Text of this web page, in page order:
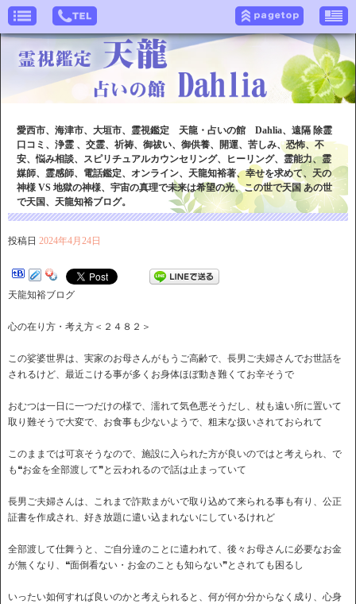
愛西市、海津市、大垣市、霊視鑑定 天龍・占いの館 Dahlia、遠隔 除霊
口コミ、浄霊 、交霊、祈祷、御祓い、御供養、開運、苦しみ、恐怖、不
安、悩み相談、スピリチュアルカウンセリング、ヒーリング、霊能力、霊
媒師、霊感師、電話鑑定、オンライン、天龍知裕著、幸せを求めて、天の
神様 VS 地獄の神様、宇宙の真理で未来は希望の光、この世で天国 あの世
で天国、天龍知裕ブログ。
投稿日 2024年4月24日
天龍知裕ブログ
心の在り方・考え方＜２４８２＞
この娑婆世界は、実家のお母さんがもうご高齢で、長男ご夫婦さんでお世話を
されるけど、最近こける事が多くお身体ほぼ動き難くてお辛そうで
おむつは一日に一つだけの様で、濡れて気色悪そうだし、杖も遠い所に置いて
取り難そうで大変で、お食事も少ないようで、粗末な扱いされておられて
このままでは可哀そうなので、施設に入られた方が良いのではと考えられ、で
も❝お金を全部渡して❞と云われるので話は止まっていて
長男ご夫婦さんは、これまで詐欺まがいで取り込めて来られる事も有り、公正
証書を作成され、好き放題に遣い込まれないにしているけれど
全部渡して仕舞うと、ご自分達のことに遣われて、後々お母さんに必要なお金
が無くなり、❝面倒看ない・お金のことも知らない❞とされても困るし
いったい如何すれば良いのかと考えられると、何が何か分からなく成り、心身